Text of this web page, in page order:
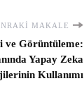
MAKALE
ve Görüntüleme:
Yapay Zeka
Kullanımı